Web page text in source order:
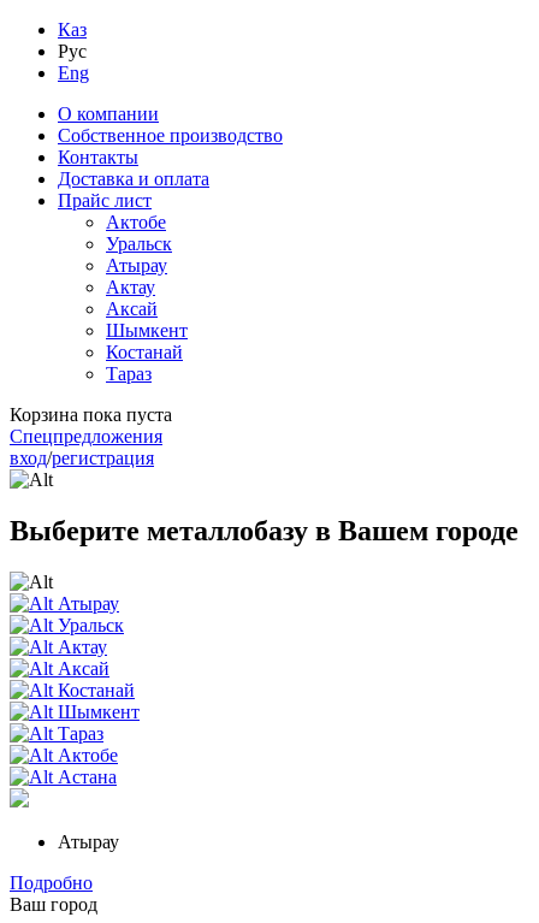
Каз
Рус
Eng
О компании
Собственное производство
Контакты
Доставка и оплата
Прайс лист
Актобе
Уральск
Атырау
Актау
Аксай
Шымкент
Костанай
Тараз
Корзина пока пуста
Спецпредложения
вход/регистрация
Выберите металлобазу в Вашем городе
Атырау
Уральск
Актау
Аксай
Костанай
Шымкент
Тараз
Актобе
Астана
Атырау
Подробно
Ваш город